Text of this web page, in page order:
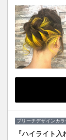
ブリーチデザインカラ
『ハイライト